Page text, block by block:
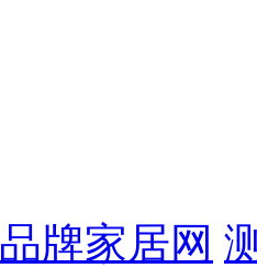
品牌家居网